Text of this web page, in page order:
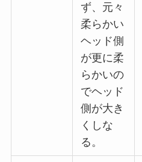
ず、元々
柔らかい
ヘッド側
が更に柔
らかいの
でヘッド
側が大き
くしな
る。